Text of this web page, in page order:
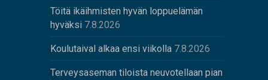
Töitä ikäihmisten hyvän loppuelämän
hyväksi 7.8.2026
Koulutaival alkaa ensi viikolla 7.8.2026
Terveysaseman tiloista neuvotellaan pian